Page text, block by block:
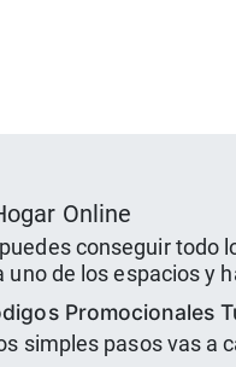
Online
conseguir todo
uno de los espacios y
Promocionales
simples pasos vas a